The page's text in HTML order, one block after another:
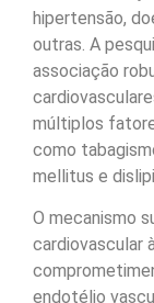
hipertensão,
outras. A
associação
múltiplos
como
mellitus e
O mecanismo
cardiovascular
endotélio